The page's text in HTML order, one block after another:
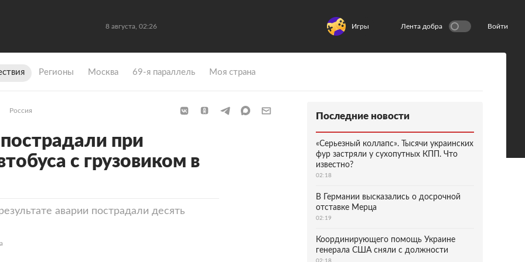
8 августа, 02:26 Игры Лента добра Войти
Регионы Москва 69-я параллель Моя страна
Россия
при
с грузовиком в
аварии пострадали десять
Последние новости
«Серьезный коллапс». Тысячи украинских
фур застряли у сухопутных КПП. Что
известно?
02:18
В Германии высказались о досрочной
отставке Мерца
02:19
Координирующего помощь Украине
генерала США сняли с должности
02:18